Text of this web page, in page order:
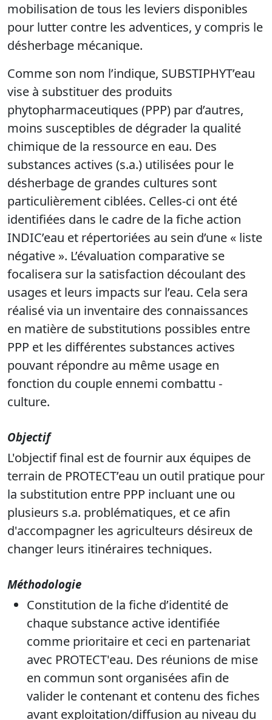
mobilisation de tous les leviers disponibles
pour lutter contre les adventices, y compris le
désherbage mécanique.
Comme son nom l’indique, SUBSTIPHYT’eau
vise à substituer des produits
phytopharmaceutiques (PPP) par d’autres,
moins susceptibles de dégrader la qualité
chimique de la ressource en eau. Des
substances actives (s.a.) utilisées pour le
désherbage de grandes cultures sont
particulièrement ciblées. Celles-ci ont été
identifiées dans le cadre de la fiche action
INDIC’eau et répertoriées au sein d’une « liste
négative ». L’évaluation comparative se
focalisera sur la satisfaction découlant des
usages et leurs impacts sur l’eau. Cela sera
réalisé via un inventaire des connaissances
en matière de substitutions possibles entre
PPP et les différentes substances actives
pouvant répondre au même usage en
fonction du couple ennemi combattu -
culture.
Objectif
L'objectif final est de fournir aux équipes de
terrain de PROTECT’eau un outil pratique pour
la substitution entre PPP incluant une ou
plusieurs s.a. problématiques, et ce afin
d'accompagner les agriculteurs désireux de
changer leurs itinéraires techniques.
Méthodologie
Constitution de la fiche d’identité de
chaque substance active identifiée
comme prioritaire et ceci en partenariat
avec PROTECT'eau. Des réunions de mise
en commun sont organisées afin de
valider le contenant et contenu des fiches
avant exploitation/diffusion au niveau du